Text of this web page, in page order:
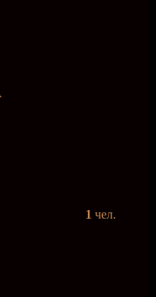
1 чел.